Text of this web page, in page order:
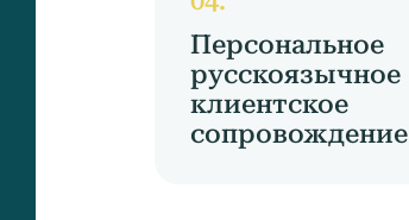
Персональное
русскоязычное
клиентское
сопровождение